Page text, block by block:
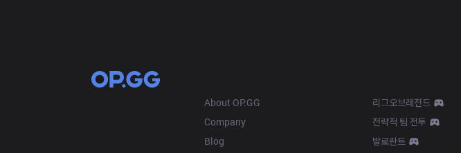
About OP.GG
Company
Blog
리그오브레전드
전략적 팀 전투
발로란트